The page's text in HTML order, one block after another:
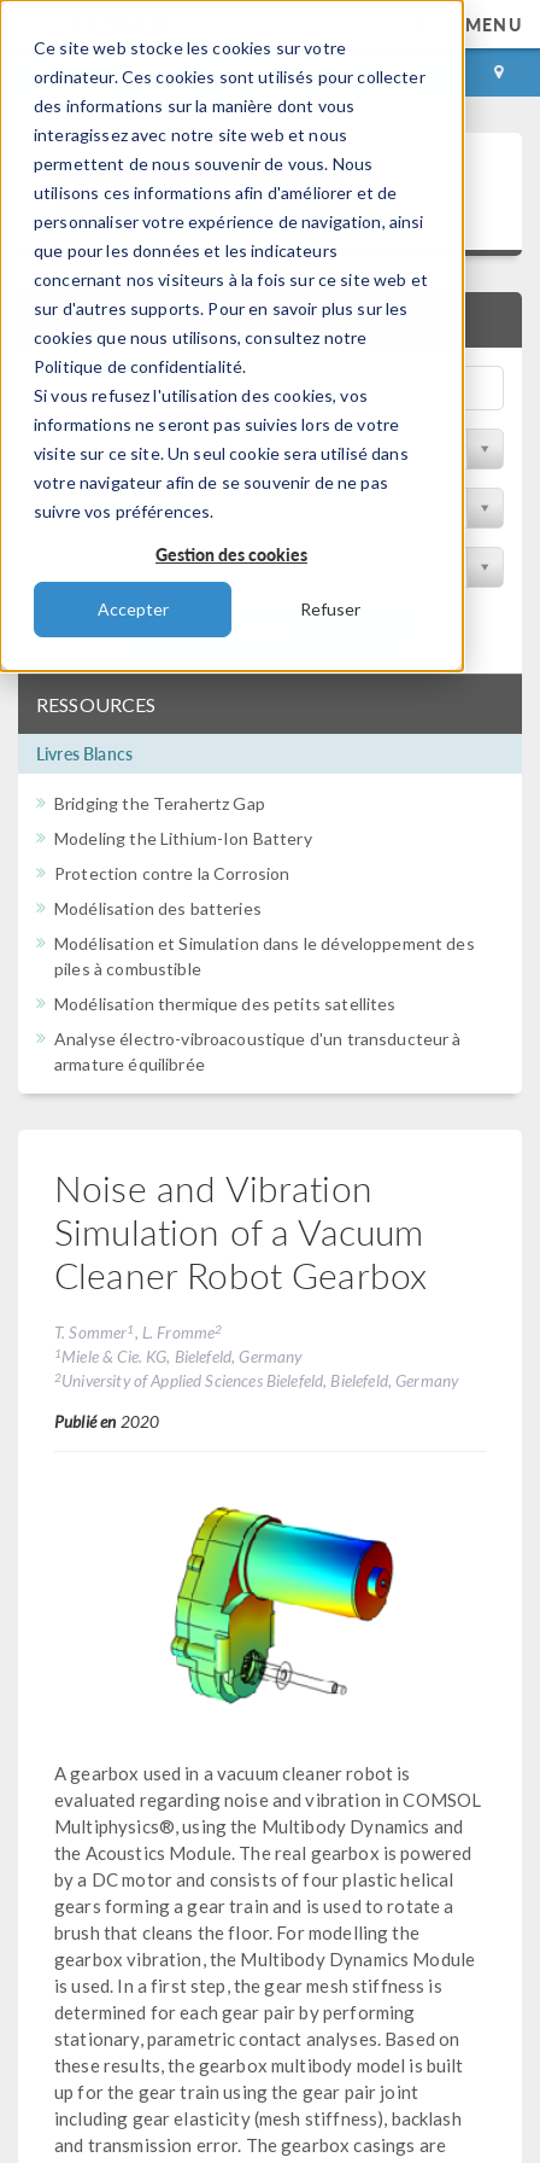
Ce site web stocke les cookies sur votre
ordinateur. Ces cookies sont utilisés pour collecter
des informations sur la manière dont vous
interagissez avec notre site web et nous
permettent de nous souvenir de vous. Nous
utilisons ces informations afin d'améliorer et de
personnaliser votre expérience de navigation, ainsi
que pour les données et les indicateurs
concernant nos visiteurs à la fois sur ce site web et
sur d'autres supports. Pour en savoir plus sur les
cookies que nous utilisons, consultez notre
Politique de confidentialité.
Si vous refusez l'utilisation des cookies, vos
informations ne seront pas suivies lors de votre
visite sur ce site. Un seul cookie sera utilisé dans
votre navigateur afin de se souvenir de ne pas
suivre vos préférences.
Gestion des cookies
Accepter Refuser
MENU
CONNEXION CONTACT
Articles techniques et
présentations
RECHERCHE RAPIDE
Filtrer par domaine physique
Filtrer par Industrie
Filtrer par conférence
RESSOURCES
Livres Blancs
Bridging the Terahertz Gap
Modeling the Lithium-Ion Battery
Protection contre la Corrosion
Modélisation des batteries
Modélisation et Simulation dans le développement des
piles à combustible
Modélisation thermique des petits satellites
Analyse électro-vibroacoustique d'un transducteur à
armature équilibrée
Noise and Vibration
Simulation of a Vacuum
Cleaner Robot Gearbox
T. Sommer1, L. Fromme2
1Miele & Cie. KG, Bielefeld, Germany
2University of Applied Sciences Bielefeld, Bielefeld, Germany
Publié en 2020
A gearbox used in a vacuum cleaner robot is
evaluated regarding noise and vibration in COMSOL
Multiphysics®, using the Multibody Dynamics and
the Acoustics Module. The real gearbox is powered
by a DC motor and consists of four plastic helical
gears forming a gear train and is used to rotate a
brush that cleans the floor. For modelling the
gearbox vibration, the Multibody Dynamics Module
is used. In a first step, the gear mesh stiffness is
determined for each gear pair by performing
stationary, parametric contact analyses. Based on
these results, the gearbox multibody model is built
up for the gear train using the gear pair joint
including gear elasticity (mesh stiffness), backlash
and transmission error. The gearbox casings are